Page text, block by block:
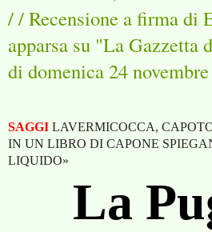
/ / Recensione a firma di
apparsa su "La Gazzetta
di domenica 24
SAGGI LAVERMICOCCA,
IN UN LIBRO DI CAPONE
LIQUIDO»
La